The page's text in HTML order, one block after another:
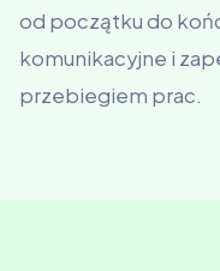
od początku do
komunikacyjne i
przebiegiem prac.